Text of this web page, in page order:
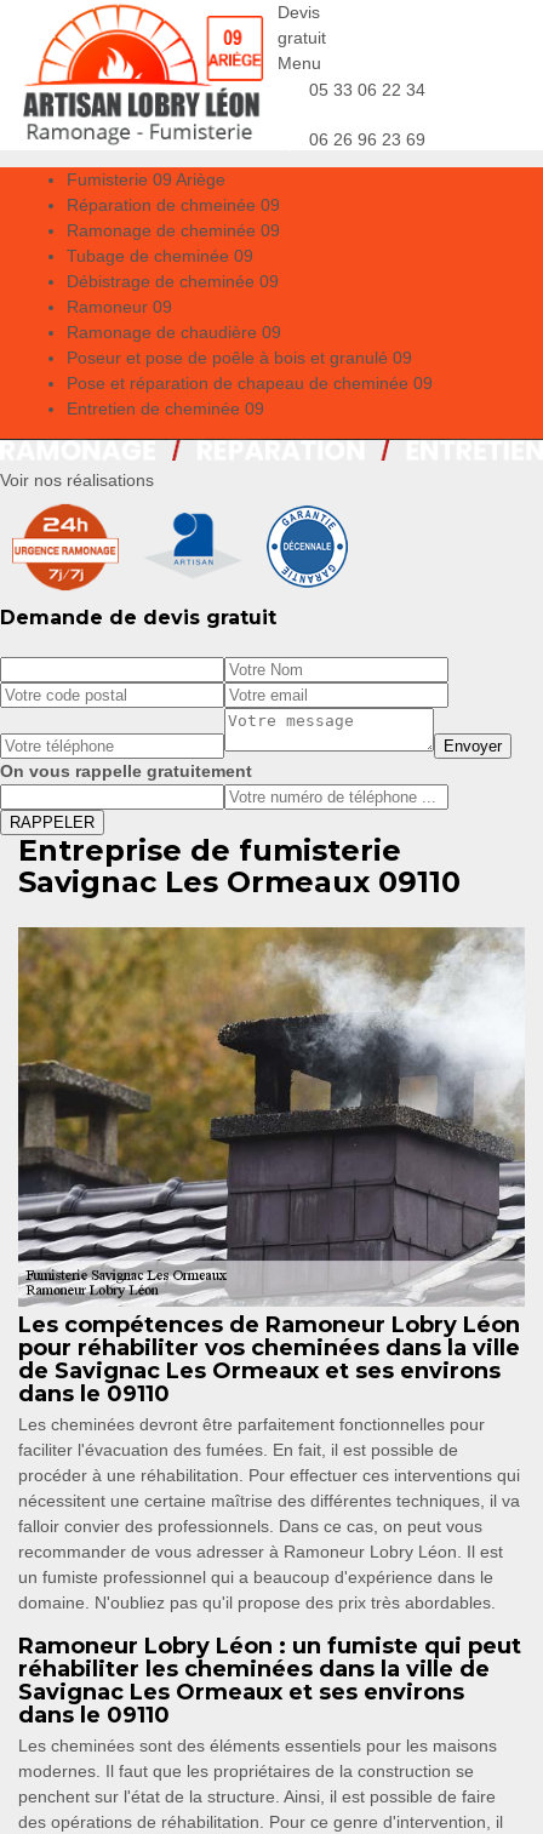
Devis
gratuit
Menu
05 33 06 22 34
06 26 96 23 69
Fumisterie 09 Ariège
Réparation de chmeinée 09
Ramonage de cheminée 09
Tubage de cheminée 09
Débistrage de cheminée 09
Ramoneur 09
Ramonage de chaudière 09
Poseur et pose de poêle à bois et granulé 09
Pose et réparation de chapeau de cheminée 09
Entretien de cheminée 09
Voir nos réalisations
Demande de devis gratuit
On vous rappelle gratuitement
Entreprise de fumisterie
Savignac Les Ormeaux 09110
Les compétences de Ramoneur Lobry Léon
pour réhabiliter vos cheminées dans la ville
de Savignac Les Ormeaux et ses environs
dans le 09110
Les cheminées devront être parfaitement fonctionnelles pour
faciliter l'évacuation des fumées. En fait, il est possible de
procéder à une réhabilitation. Pour effectuer ces interventions qui
nécessitent une certaine maîtrise des différentes techniques, il va
falloir convier des professionnels. Dans ce cas, on peut vous
recommander de vous adresser à Ramoneur Lobry Léon. Il est
un fumiste professionnel qui a beaucoup d'expérience dans le
domaine. N'oubliez pas qu'il propose des prix très abordables.
Ramoneur Lobry Léon : un fumiste qui peut
réhabiliter les cheminées dans la ville de
Savignac Les Ormeaux et ses environs
dans le 09110
Les cheminées sont des éléments essentiels pour les maisons
modernes. Il faut que les propriétaires de la construction se
penchent sur l'état de la structure. Ainsi, il est possible de faire
des opérations de réhabilitation. Pour ce genre d'intervention, il